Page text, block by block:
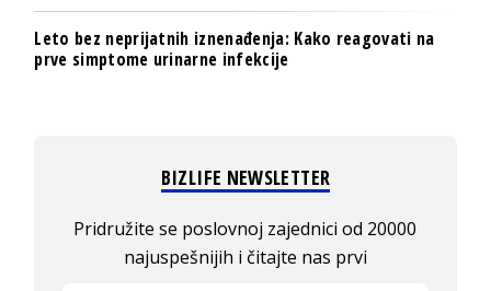
Leto bez neprijatnih iznenađenja: Kako reagovati na
prve simptome urinarne infekcije
BIZLIFE NEWSLETTER
Pridružite se poslovnoj zajednici od 20000
najuspešnijih i čitajte nas prvi